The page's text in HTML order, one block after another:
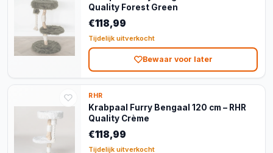
Quality Forest Green
€118,99
Tijdelijk uitverkocht
Bewaar voor later
RHR
Krabpaal Furry Bengaal 120 cm – RHR
Quality Crème
€118,99
Tijdelijk uitverkocht